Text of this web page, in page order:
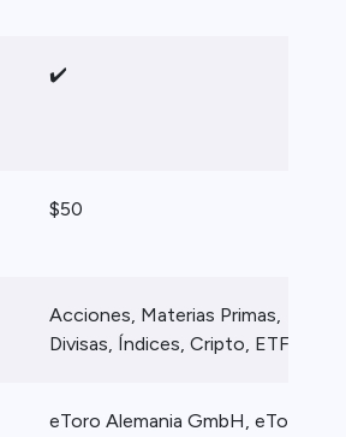
✔️
$50
Acciones, Materias Primas,
Divisas, Índices, Cripto, ETFs
eToro Alemania GmbH, eToro